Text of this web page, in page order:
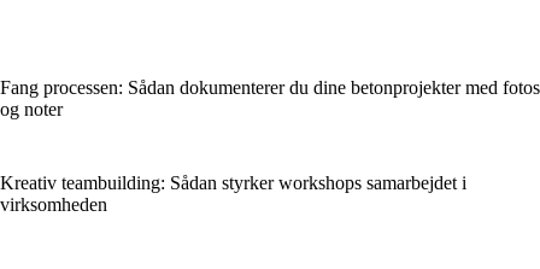
Fang processen: Sådan dokumenterer du dine betonprojekter med fotos
og noter
Kreativ teambuilding: Sådan styrker workshops samarbejdet i
virksomheden